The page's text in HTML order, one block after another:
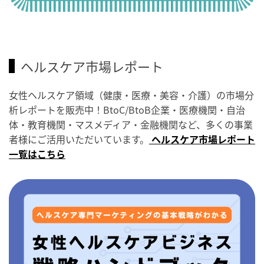
ヘルスケア市場レポート
女性ヘルスケア領域（健康・医療・美容・介護）の市場分
析レポートを販売中！BtoC/BtoB企業・医療機関・自治
体・教育機関・マスメディア・金融機関など、多くの事業
者様にご活用いただいています。 ヘルスケア市場レポート
一覧はこちら